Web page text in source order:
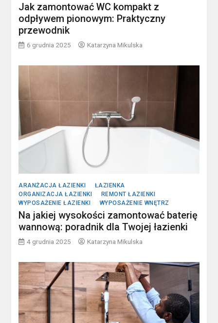
Jak zamontować WC kompakt z
odpływem pionowym: Praktyczny
przewodnik
6 grudnia 2025 Katarzyna Mikulska
ARANŻACJA ŁAZIENKI
ŁAZIENKA
ORGANIZACJA ŁAZIENKI
REMONT ŁAZIENKI
WYPOSAŻENIE ŁAZIENKI
WYPOSAŻENIE WNĘTRZ
Na jakiej wysokości zamontować baterię
wannową: poradnik dla Twojej łazienki
4 grudnia 2025 Katarzyna Mikulska